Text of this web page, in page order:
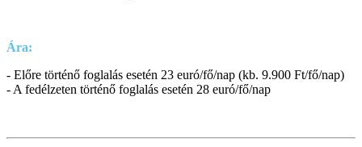
Ára:
- Előre történő foglalás esetén 23 euró/fő/nap (kb. 9.900 Ft/fő/nap)
- A fedélzeten történő foglalás esetén 28 euró/fő/nap